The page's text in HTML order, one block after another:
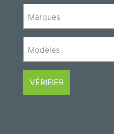
Marques
Modèles
VÉRIFIER